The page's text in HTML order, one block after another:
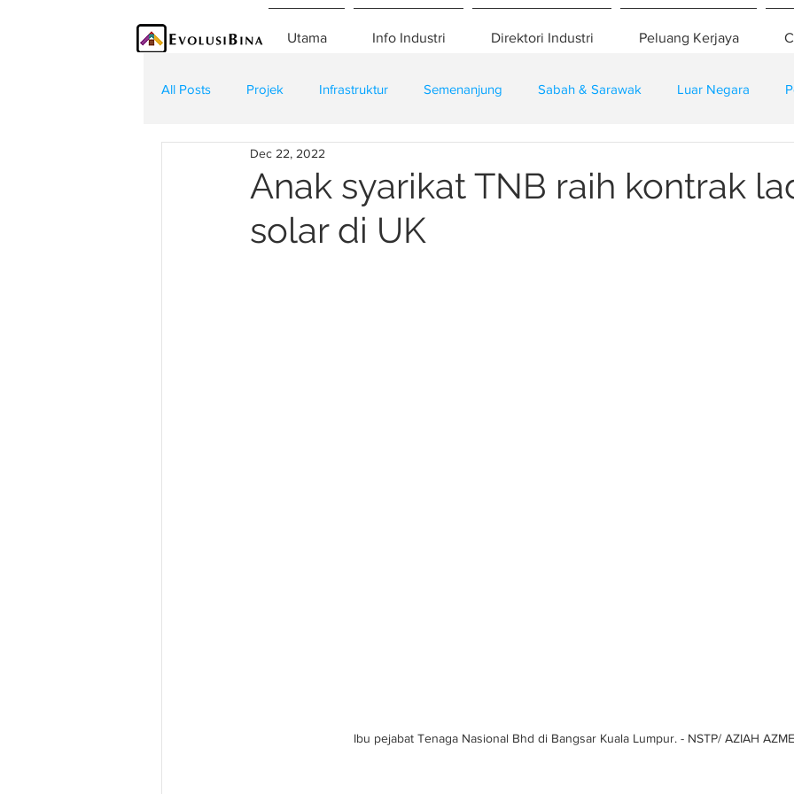
Utama Info Industri Direktori Industri Peluang Kerjaya
All Posts Projek Infrastruktur Semenanjung Sabah & Sarawak Luar Negara
Teknologi Kontraktor
Anak syarikat TNB raih kontrak
solar di UK
Dec 22, 2022
Ibu pejabat Tenaga Nasional Bhd di Bangsar Kuala Lumpur. - NSTP/ AZIAH